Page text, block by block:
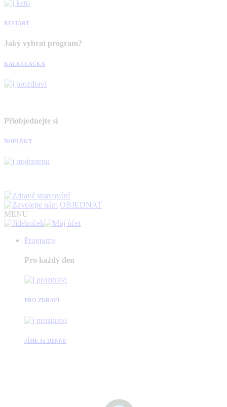
RESTART
Jaký vybrat program?
KALKULAČKA
Přiobjednejte si
DOPLŇKY
OBJEDNAT
MENU
Programy
Pro každý den
PRO ZDRAVÍ
JÍME 3x DENNĚ